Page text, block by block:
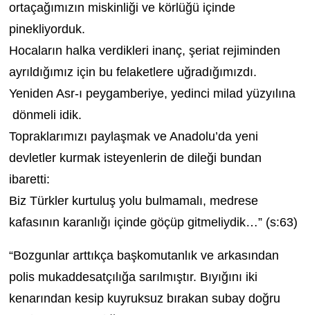
ortaçağımızın miskinliği ve körlüğü içinde
pinekliyorduk.
Hocaların halka verdikleri inanç, şeriat rejiminden
ayrıldığımız için bu felaketlere uğradığımızdı.
Yeniden Asr-ı peygamberiye, yedinci milad yüzyılına
dönmeli idik.
Topraklarımızı paylaşmak ve Anadolu’da yeni
devletler kurmak isteyenlerin de dileği bundan
ibaretti:
Biz Türkler kurtuluş yolu bulmamalı, medrese
kafasının karanlığı içinde göçüp gitmeliydik…” (s:63)
“Bozgunlar arttıkça başkomutanlık ve arkasından
polis mukaddesatçılığa sarılmıştır. Bıyığını iki
kenarından kesip kuyruksuz bırakan subay doğru